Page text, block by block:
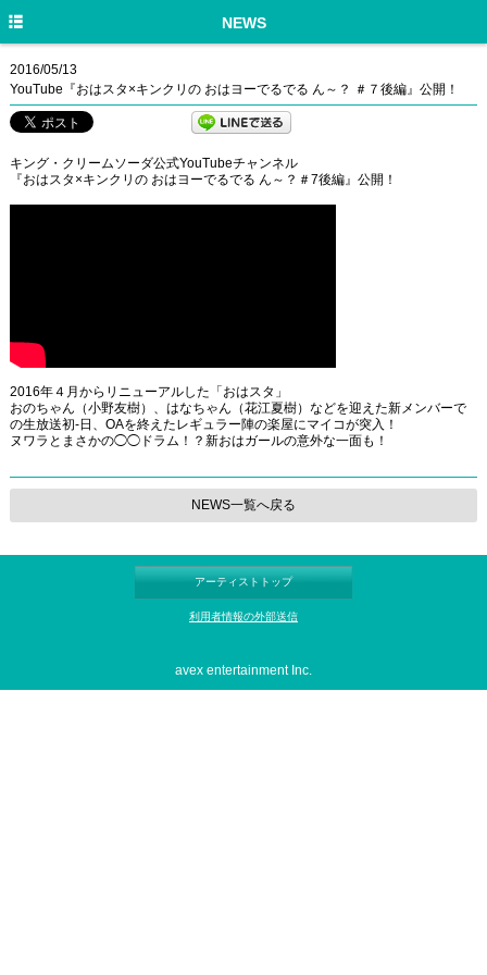
NEWS
2016/05/13
YouTube『おはスタ×キンクリの おはヨーでるでる ん～？ ＃７後編』公開！
キング・クリームソーダ公式YouTubeチャンネル
『おはスタ×キンクリの おはヨーでるでる ん～？＃7後編』公開！
2016年４月からリニューアルした「おはスタ」
おのちゃん（小野友樹）、はなちゃん（花江夏樹）などを迎えた新メンバーで
の生放送初-日、OAを終えたレギュラー陣の楽屋にマイコが突入！
ヌワラとまさかの◯◯ドラム！？新おはガールの意外な一面も！
NEWS一覧へ戻る
アーティストトップ
利用者情報の外部送信
avex entertainment Inc.
NEWS
DISCOGRAPHY
LIVE/EVENT